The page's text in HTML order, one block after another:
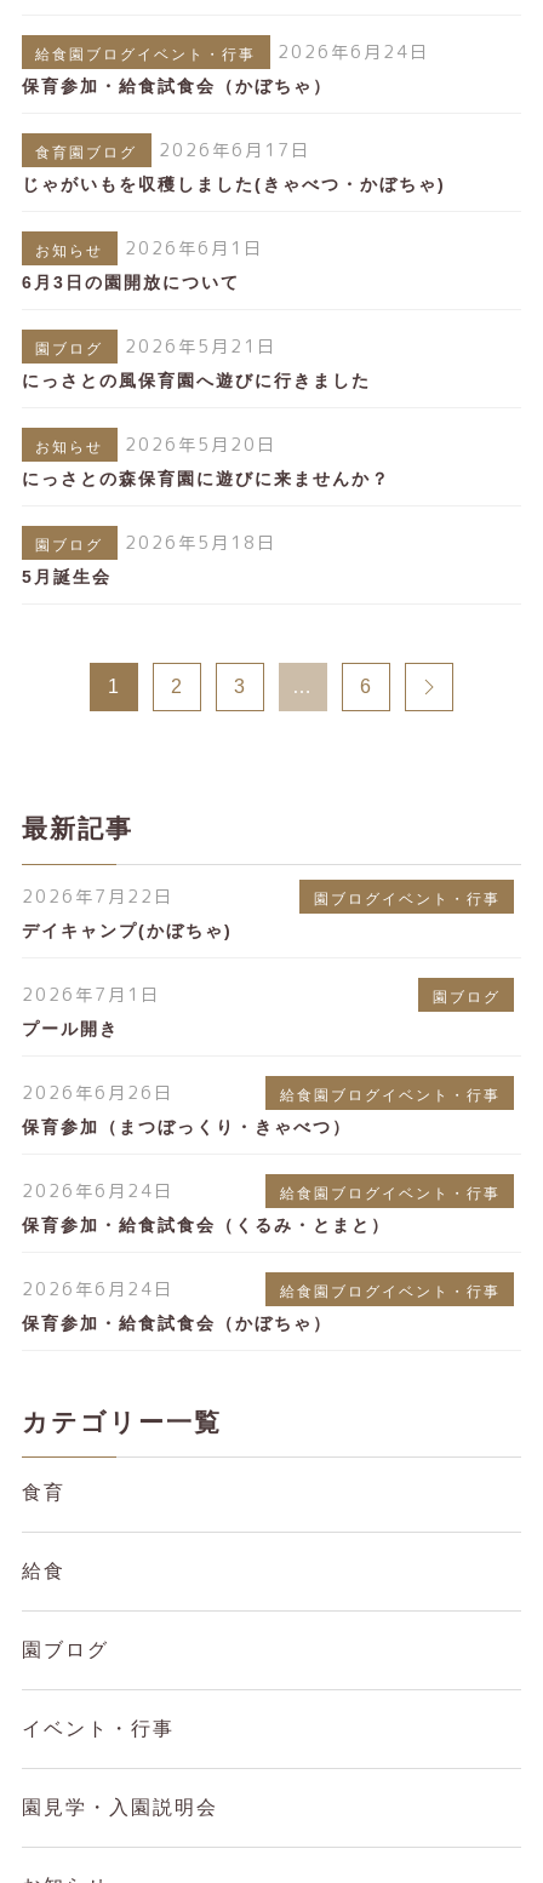
給食園ブログイベント・行事 2026年6月24日
保育参加・給食試食会（かぼちゃ）
食育園ブログ 2026年6月17日
じゃがいもを収穫しました(きゃべつ・かぼちゃ)
お知らせ 2026年6月1日
6月3日の園開放について
園ブログ 2026年5月21日
にっさとの風保育園へ遊びに行きました
お知らせ 2026年5月20日
にっさとの森保育園に遊びに来ませんか？
園ブログ 2026年5月18日
5月誕生会
1 2 3 … 6
最新記事
2026年7月22日 園ブログイベント・行事
デイキャンプ(かぼちゃ)
2026年7月1日 園ブログ
プール開き
2026年6月26日 給食園ブログイベント・行事
保育参加（まつぼっくり・きゃべつ）
2026年6月24日 給食園ブログイベント・行事
保育参加・給食試食会（くるみ・とまと）
2026年6月24日 給食園ブログイベント・行事
保育参加・給食試食会（かぼちゃ）
カテゴリー一覧
食育
給食
園ブログ
イベント・行事
園見学・入園説明会